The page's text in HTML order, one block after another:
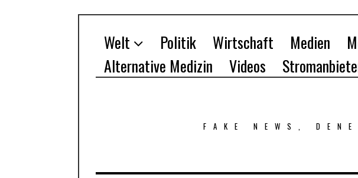
Welt Politik Wirtschaft Medien
Alternative Medizin
Videos
FAKE NEWS,